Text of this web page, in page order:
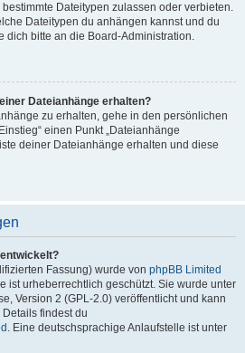
Dateitypen zulassen oder verbieten.
Dateitypen du anhängen kannst und du
dich bitte an die Board-Administration.
Dateianhänge erhalten?
zu erhalten, gehe in den persönlichen
einen Punkt „Dateianhänge
deiner Dateianhänge erhalten und diese
Fassung) wurde von phpBB Limited
ist urheberrechtlich geschützt. Sie wurde unter
Version 2 (GPL-2.0) veröffentlicht und kann
findest du
. Eine deutschsprachige Anlaufstelle ist unter